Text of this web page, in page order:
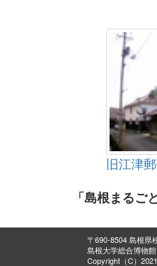
旧江津
「島根まる
〒690-8504 島根県
島根大学総合博物
Copyright（C）